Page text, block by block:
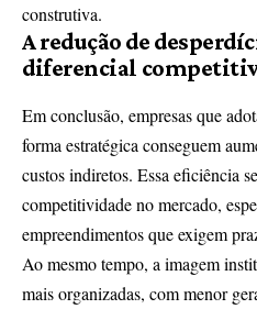
construtiva.
A redução de
diferencial
Em conclusão, empresas que
forma estratégica conseguem
custos indiretos. Essa eficiência
competitividade no mercado,
empreendimentos que exigem
Ao mesmo tempo, a imagem
mais organizadas, com menor